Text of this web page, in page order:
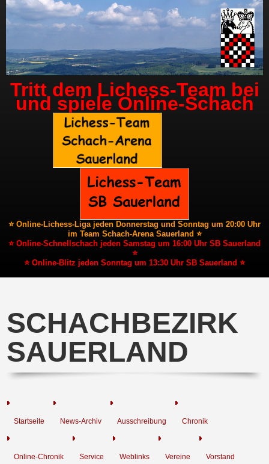
Tritt dem Lichess-Team bei
und spiele Online-Schach
⭐ Online-Lichess-Liga jeden Donnerstag und Sonntag um 20:00 Uhr
im Team Schach-Arena Sauerland ⭐
⭐ Online-Schnellschach jeden Samstag um 16:00 Uhr SB Sauerland
⭐
⭐ Online-Blitz jeden Sonntag um 13:30 Uhr SB Sauerland ⭐
SCHACHBEZIRK
SAUERLAND
Startseite News-Archiv Ausschreibung Chronik
Online-Chronik Service Weblinks Vereine Vorstand